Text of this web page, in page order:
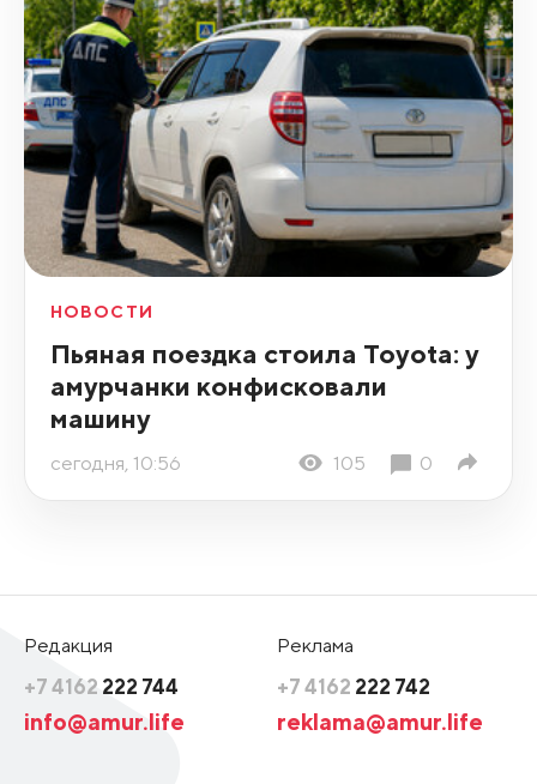
НОВОСТИ
Пьяная поездка стоила Toyota: у
амурчанки конфисковали
машину
сегодня, 10:56 105 0
Редакция
+7 4162 222 744
info@amur.life
Реклама
+7 4162 222 742
reklama@amur.life